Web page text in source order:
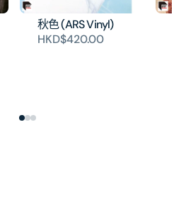
秋色 (ARS Vinyl)
HKD$420.00